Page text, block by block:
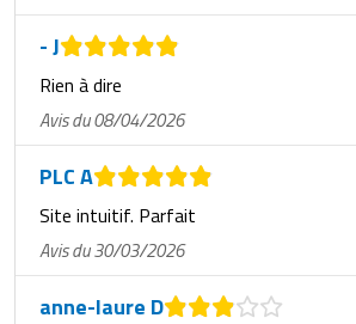
- J
Rien à dire
Avis du 08/04/2026
PLC A
Site intuitif. Parfait
Avis du 30/03/2026
anne-laure D